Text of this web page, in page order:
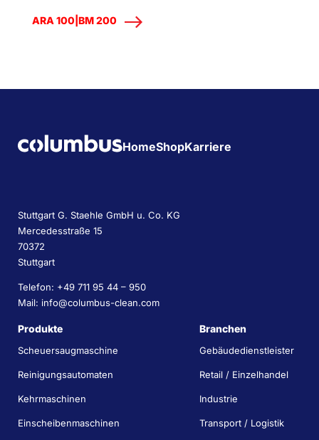
ARA 100|BM 200
HomeShopKarriere
Stuttgart G. Staehle GmbH u. Co. KG
Mercedesstraße 15
70372
Stuttgart
Telefon: +49 711 95 44 – 950
Mail: info@columbus-clean.com
Produkte
Scheuersaugmaschine
Reinigungsautomaten
Kehrmaschinen
Einscheibenmaschinen
Branchen
Gebäudedienstleister
Retail / Einzelhandel
Industrie
Transport / Logistik